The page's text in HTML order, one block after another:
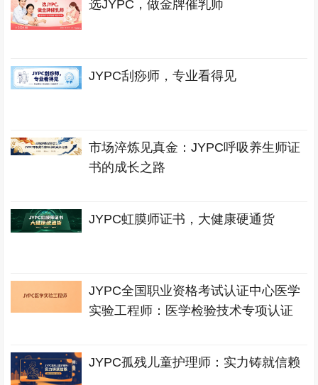
选JYPC，做金牌催乳师
JYPC刮痧师，专业看得见
市场淬炼见真金：JYPC呼吸养生师证
书的成长之路
JYPC虹膜师证书，大健康硬通货
JYPC全国职业资格考试认证中心医学
实验工程师：医学检验技术专项认证
JYPC孤残儿童护理师：实力铸就信赖